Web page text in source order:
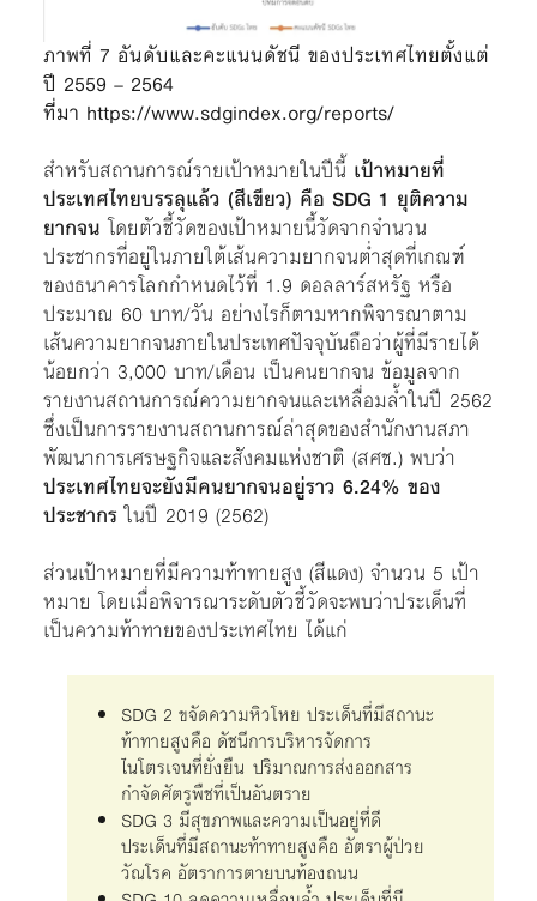
ภาพที่ 7 อันดับและคะแนนดัชนี ของประเทศไทยตั้งแต่
ปี 2559 – 2564
ที่มา https://www.sdgindex.org/reports/
สำหรับสถานการณ์รายเป้าหมายในปีนี้ เป้าหมายที่
ประเทศไทยบรรลุแล้ว (สีเขียว) คือ SDG 1 ยุติความ
ยากจน โดยตัวชี้วัดของเป้าหมายนี้วัดจากจำนวน
ประชากรที่อยู่ในภายใต้เส้นความยากจนต่ำสุดที่เกณฑ์
ของธนาคารโลกกำหนดไว้ที่ 1.9 ดอลลาร์สหรัฐ หรือ
ประมาณ 60 บาท/วัน อย่างไรก็ตามหากพิจารณาตาม
เส้นความยากจนภายในประเทศปัจจุบันถือว่าผู้ที่มีรายได้
น้อยกว่า 3,000 บาท/เดือน เป็นคนยากจน ข้อมูลจาก
รายงานสถานการณ์ความยากจนและเหลื่อมล้ำในปี 2562
ซึ่งเป็นการรายงานสถานการณ์ล่าสุดของสำนักงานสภา
พัฒนาการเศรษฐกิจและสังคมแห่งชาติ (สศช.) พบว่า
ประเทศไทยจะยังมีคนยากจนอยู่ราว 6.24% ของ
ประชากรในปี 2019 (2562)
ส่วนเป้าหมายที่มีความท้าทายสูง (สีแดง) จำนวน 5 เป้า
หมาย โดยเมื่อพิจารณาระดับตัวชี้วัดจะพบว่าประเด็นที่
เป็นความท้าทายของประเทศไทย ได้แก่
SDG 2 ขจัดความหิวโหย ประเด็นที่มีสถานะ
ท้าทายสูงคือ ดัชนีการบริหารจัดการ
ไนโตรเจนที่ยั่งยืน ปริมาณการส่งออกสาร
กำจัดศัตรูพืชที่เป็นอันตราย
SDG 3 มีสุขภาพและความเป็นอยู่ที่ดี
ประเด็นที่มีสถานะท้าทายสูงคือ อัตราผู้ป่วย
วัณโรค อัตราการตายบนท้องถนน